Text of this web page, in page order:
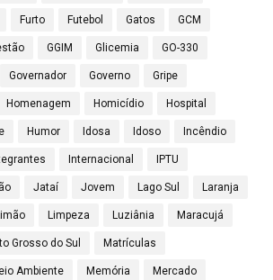
Furto Futebol Gatos GCM
GGIM Glicemia GO-330
Governador Governo Gripe
Homenagem Homicídio Hospital
Humor Idosa Idoso Incêndio
Internacional IPTU
Jataí Jovem Lago Sul Laranja
Limpeza Luziânia Maracujá
Grosso do Sul Matrículas
Ambiente Memória Mercado